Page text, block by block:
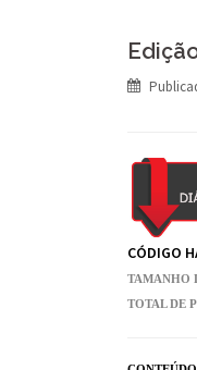
CÓDIGO
TAMANHO
TOTAL DE